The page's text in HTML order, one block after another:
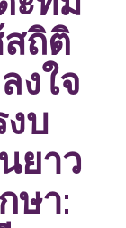
ถิติ
งใจ
บ
ยาว
ษา: